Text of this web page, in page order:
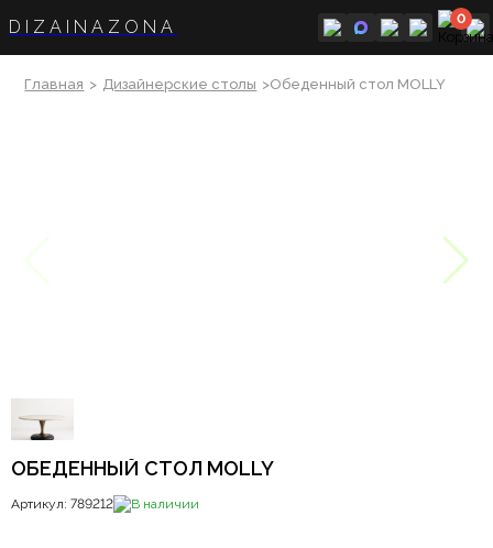
DIZAINAZONA 0
Главная > Дизайнерские столы >Обеденный стол MOLLY
ОБЕДЕННЫЙ СТОЛ MOLLY
Артикул: 789212 В наличии